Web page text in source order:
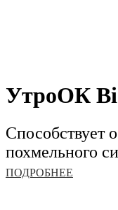
УтроОК
Способствует
похмельного
ПОДРОБНЕЕ